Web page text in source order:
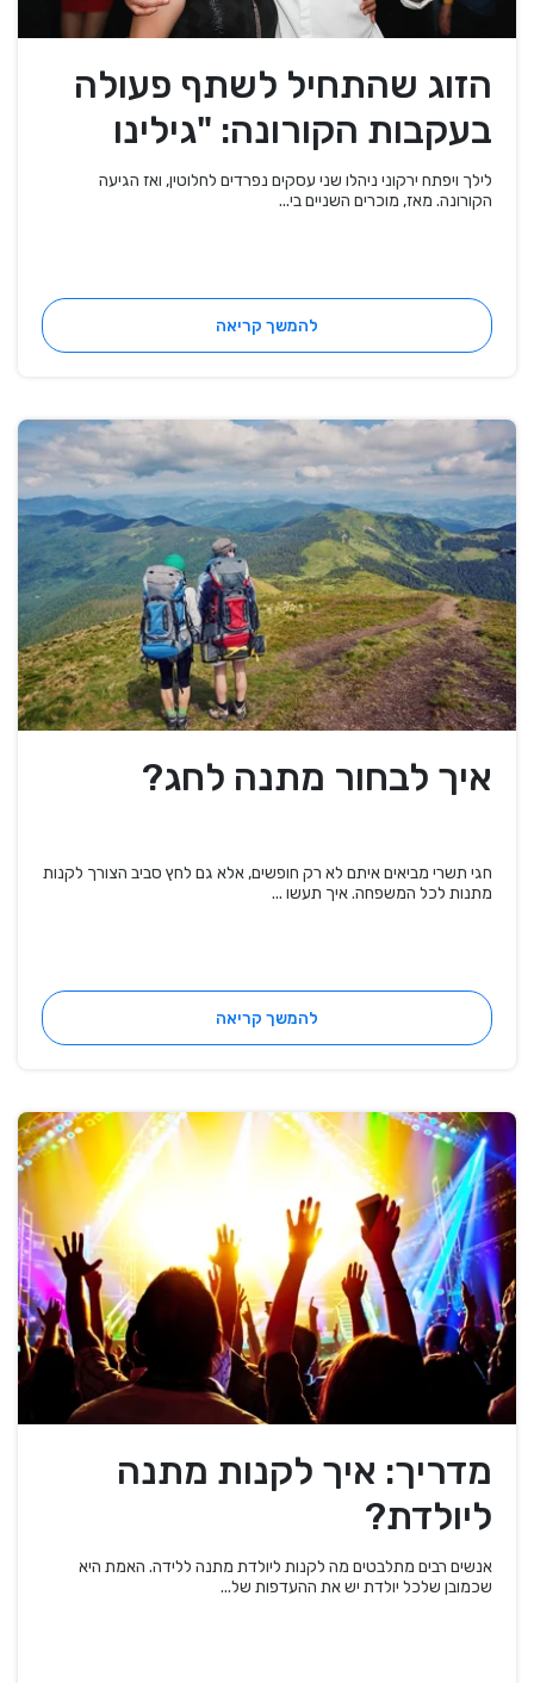
הזוג שהתחיל לשתף פעולה
בעקבות הקורונה: "גילינו
שהמוצרים שלנו משלימים"
לילך ויפתח ירקוני ניהלו שני עסקים נפרדים לחלוטין, ואז הגיעה
הקורונה. מאז, מוכרים השניים בי...
להמשך קריאה
איך לבחור מתנה לחג?
חגי תשרי מביאים איתם לא רק חופשים, אלא גם לחץ סביב הצורך לקנות
מתנות לכל המשפחה. איך תעשו ...
להמשך קריאה
מדריך: איך לקנות מתנה
ליולדת?
אנשים רבים מתלבטים מה לקנות ליולדת מתנה ללידה. האמת היא
שכמובן שלכל יולדת יש את ההעדפות של...